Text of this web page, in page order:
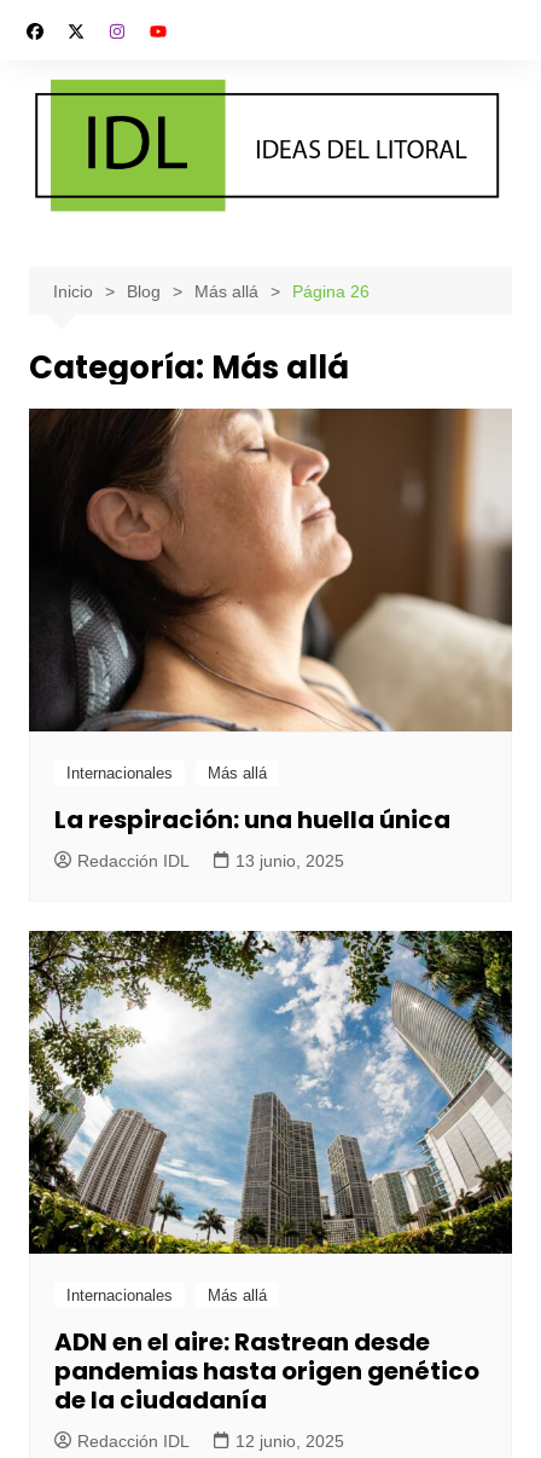
contenido
Inicio Blog Más allá Página 26
Categoría: Más allá
Internacionales Más allá
La respiración: una huella única
Redacción IDL 13 junio, 2025
Internacionales Más allá
ADN en el aire: Rastrean desde
pandemias hasta origen genético
de la ciudadanía
Redacción IDL 12 junio, 2025